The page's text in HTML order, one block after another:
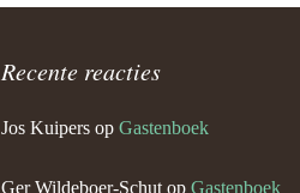
Recente reacties
Jos Kuipers op Gastenboek
Ger Wildeboer-Schut op Gastenboek